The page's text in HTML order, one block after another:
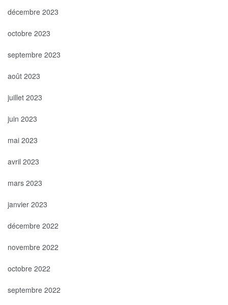
décembre 2023
octobre 2023
septembre 2023
août 2023
juillet 2023
juin 2023
mai 2023
avril 2023
mars 2023
janvier 2023
décembre 2022
novembre 2022
octobre 2022
septembre 2022